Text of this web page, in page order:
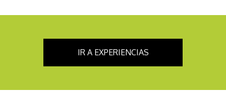
IR A EXPERIENCIAS